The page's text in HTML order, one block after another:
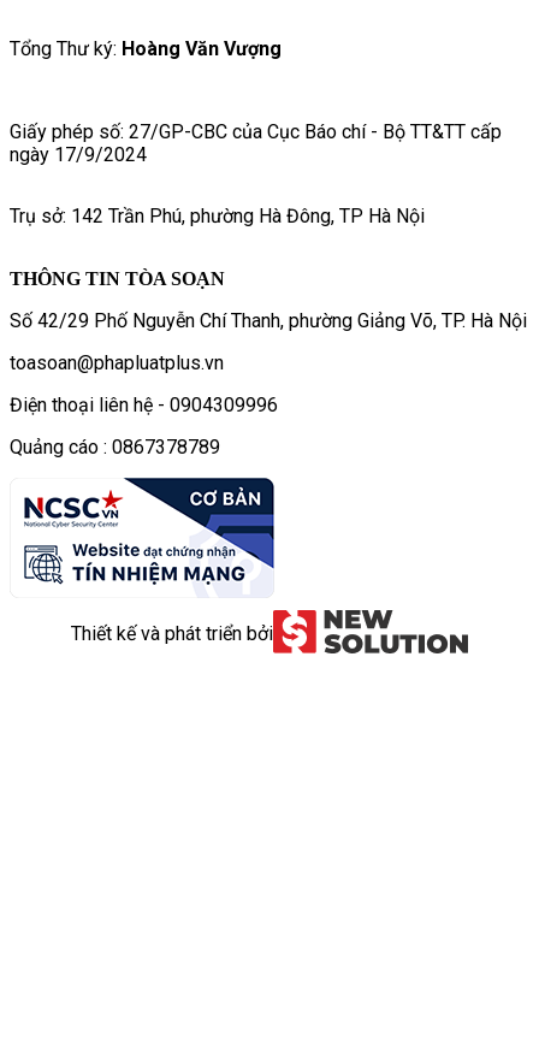
Tổng Thư ký: Hoàng Văn Vượng
Giấy phép số: 27/GP-CBC của Cục Báo chí - Bộ TT&TT cấp
ngày 17/9/2024
Trụ sở: 142 Trần Phú, phường Hà Đông, TP Hà Nội
THÔNG TIN TÒA SOẠN
Số 42/29 Phố Nguyễn Chí Thanh, phường Giảng Võ, TP. Hà Nội
toasoan@phapluatplus.vn
Điện thoại liên hệ - 0904309996
Quảng cáo : 0867378789
Thiết kế và phát triển bởi